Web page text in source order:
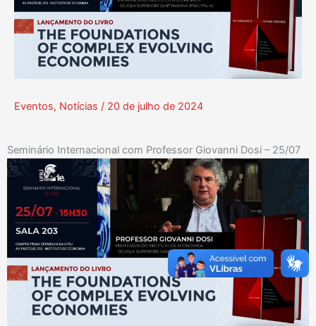
Eventos, Notícias / 20 de julho de 2024
Seminário Internacional com Professor Giovanni Dosi – 25/07